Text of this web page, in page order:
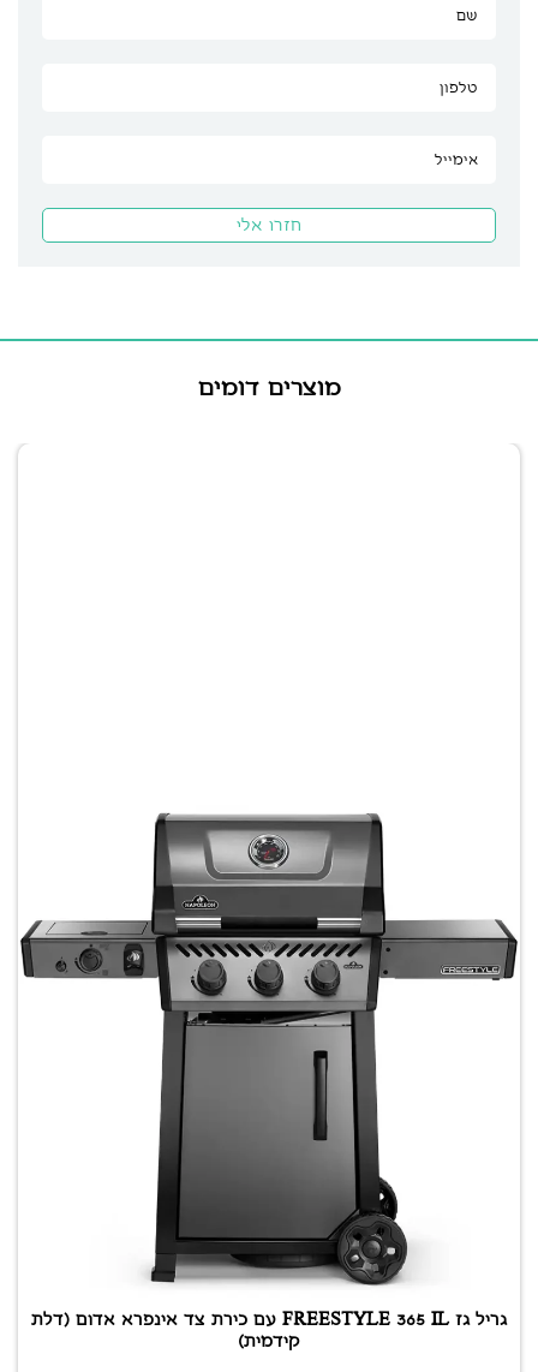
מוצרים דומים
גריל גז FREESTYLE 365 IL עם כירת צד אינפרא אדום (דלת
קידמית)